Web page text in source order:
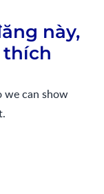
này,
thích
can show